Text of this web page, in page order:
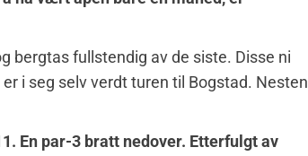
bergtas fullstendig av de siste. Disse ni
i seg selv verdt turen til Bogstad. Nesten
En par-3 bratt nedover. Etterfulgt av